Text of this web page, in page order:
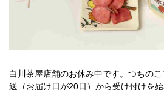
白川茶屋店舗のお休み中です。つちの
送（お届け日が20日）から受け付けを始